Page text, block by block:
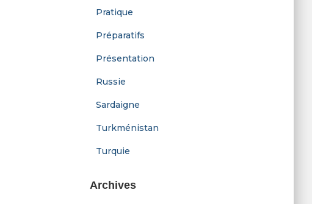
Pratique
Préparatifs
Présentation
Russie
Sardaigne
Turkménistan
Turquie
Archives